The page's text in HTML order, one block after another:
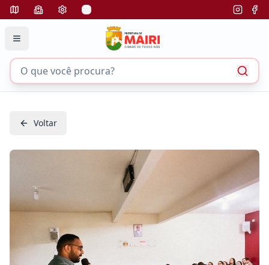
Voltar